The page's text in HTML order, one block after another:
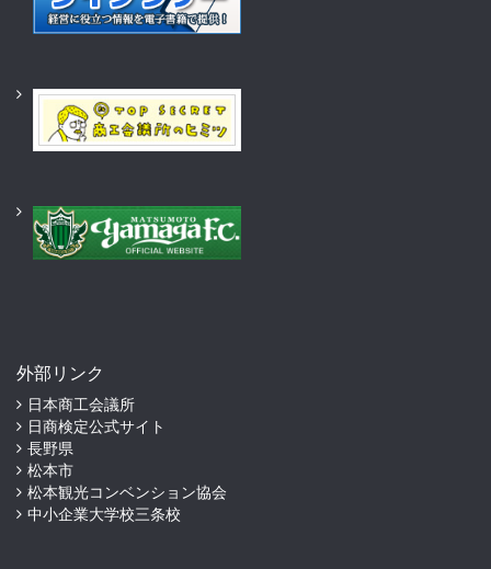
外部リンク
日本商工会議所
日商検定公式サイト
長野県
松本市
松本観光コンベンション協会
中小企業大学校三条校